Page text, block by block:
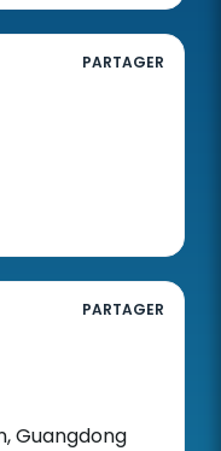
PARTAGER
PARTAGER
Guangdong